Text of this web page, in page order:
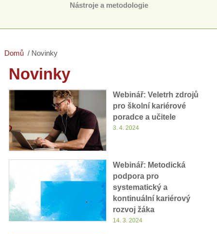
Nástroje a metodologie
Domů Novinky
Novinky
Webinář: Veletrh zdrojů
pro školní kariérové
poradce a učitele
3. 4. 2024
Webinář: Metodická
podpora pro
systematický a
kontinuální kariérový
rozvoj žáka
14. 3. 2024